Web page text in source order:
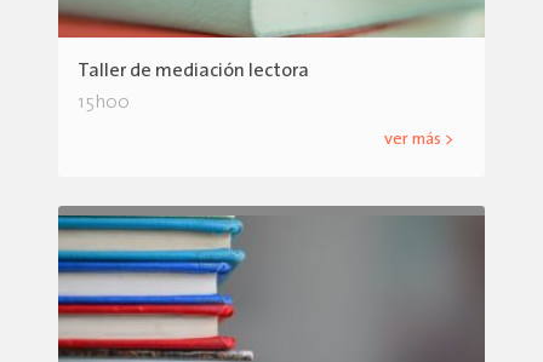
Taller de mediación lectora
15h00
ver más >